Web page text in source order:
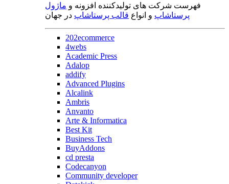
فهرست شرکت های تولیدکننده افزونه و ماژول
پرستاشاپ و انواع قالب پرستاشاپ در جهان
202ecommerce
4webs
Academic Press
Adalop
addify
Advanced Plugins
Alcalink
Ambris
Anvanto
Arte & Informatica
Best Kit
Business Tech
BuyAddons
cd presta
Codecanyon
Community developer